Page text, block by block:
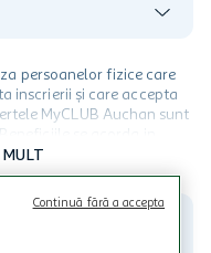
persoanelor fizice care
inscrierii și care accepta
MyCLUB Auchan sunt
se acorda in
data in perioada promotiei.
magazinele Auchan
indicate de Auchan si
sau pentru alte
si Conditii. Auchan
MULT
Continuă fără a accepta